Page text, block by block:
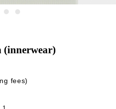
(innerwear)
fees)